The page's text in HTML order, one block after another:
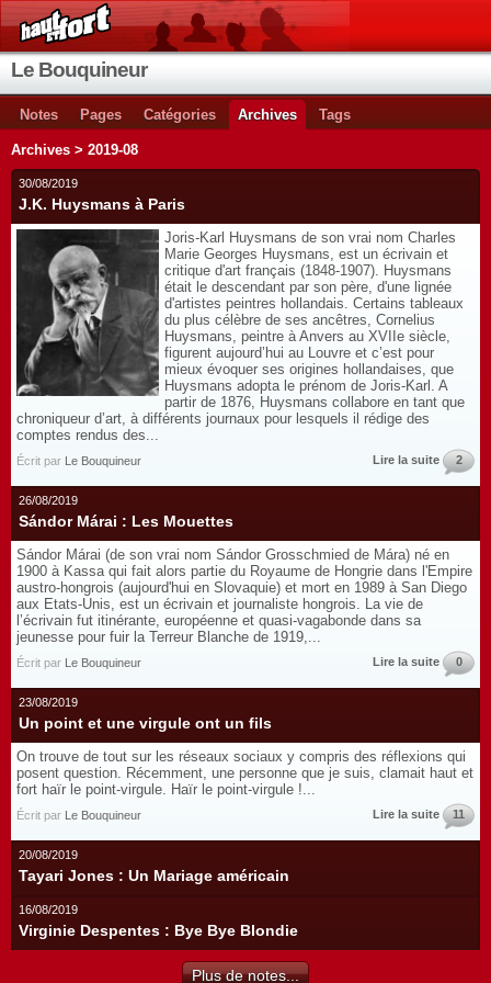
Le Bouquineur
Notes Pages Catégories Archives Tags
Archives > 2019-08
30/08/2019
J.K. Huysmans à Paris
Joris-Karl Huysmans de son vrai nom Charles
Marie Georges Huysmans, est un écrivain et
critique d'art français (1848-1907). Huysmans
était le descendant par son père, d'une lignée
d'artistes peintres hollandais. Certains tableaux
du plus célèbre de ses ancêtres, Cornelius
Huysmans, peintre à Anvers au XVIIe siècle,
figurent aujourd’hui au Louvre et c’est pour
mieux évoquer ses origines hollandaises, que
Huysmans adopta le prénom de Joris-Karl. A
partir de 1876, Huysmans collabore en tant que
chroniqueur d’art, à différents journaux pour lesquels il rédige des
comptes rendus des...
Écrit par Le Bouquineur Lire la suite 2
26/08/2019
Sándor Márai : Les Mouettes
Sándor Márai (de son vrai nom Sándor Grosschmied de Mára) né en
1900 à Kassa qui fait alors partie du Royaume de Hongrie dans l'Empire
austro-hongrois (aujourd'hui en Slovaquie) et mort en 1989 à San Diego
aux Etats-Unis, est un écrivain et journaliste hongrois. La vie de
l’écrivain fut itinérante, européenne et quasi-vagabonde dans sa
jeunesse pour fuir la Terreur Blanche de 1919,...
Écrit par Le Bouquineur Lire la suite 0
23/08/2019
Un point et une virgule ont un fils
On trouve de tout sur les réseaux sociaux y compris des réflexions qui
posent question. Récemment, une personne que je suis, clamait haut et
fort haïr le point-virgule. Haïr le point-virgule !...
Écrit par Le Bouquineur Lire la suite 11
20/08/2019
Tayari Jones : Un Mariage américain
16/08/2019
Virginie Despentes : Bye Bye Blondie
Plus de notes...